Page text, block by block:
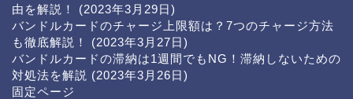
由を解説！
(2023年3月29日)
バンドルカードのチャージ上限額は？7つのチャージ方法
も徹底解説！
(2023年3月27日)
バンドルカードの滞納は1週間でもNG！滞納しないための
対処法を解説 (2023年3月26日)
固定ページ